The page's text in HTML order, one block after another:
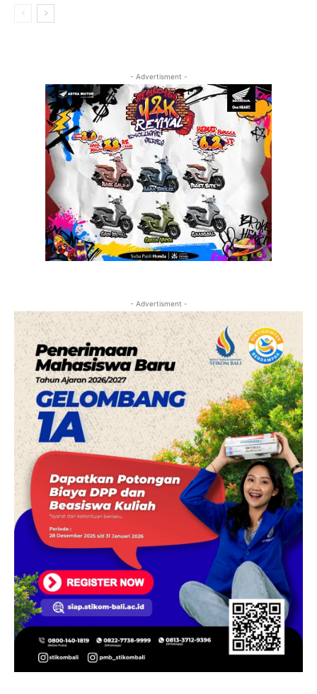
- Advertisment -
- Advertisment -